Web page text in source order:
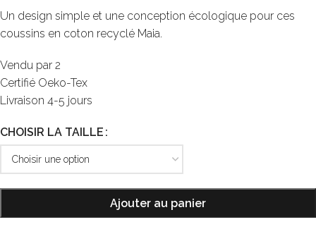
Un design simple et une conception écologique pour ces
coussins en coton recyclé Maia.
Vendu par 2
Certifié Oeko-Tex
Livraison 4-5 jours
CHOISIR LA TAILLE
Ajouter au panier